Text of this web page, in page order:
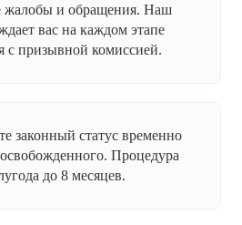
жалобы и обращения. Наш
вас на каждом этапе
с призывной комиссией.
законный статус временно
Процедура
до 8 месяцев.